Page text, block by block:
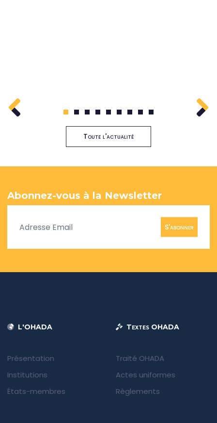
1 2 3 4 5 6 7 8 9
Toute l'actualité
Abonnez-vous à la Newsletter
S'abonner
L'OHADA
Présentation
Institutions
États-membres
Textes OHADA
Traité OHADA
Actes uniformes
Règlements